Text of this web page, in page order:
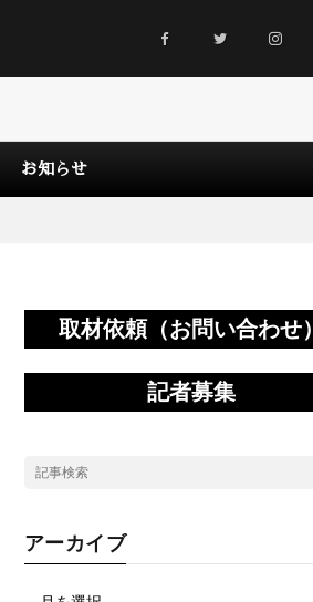
お知らせ
取材依頼（お問い合わせ）
記者募集
アーカイブ